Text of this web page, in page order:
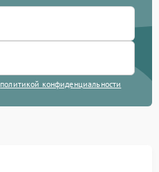
политикой конфиденциальности